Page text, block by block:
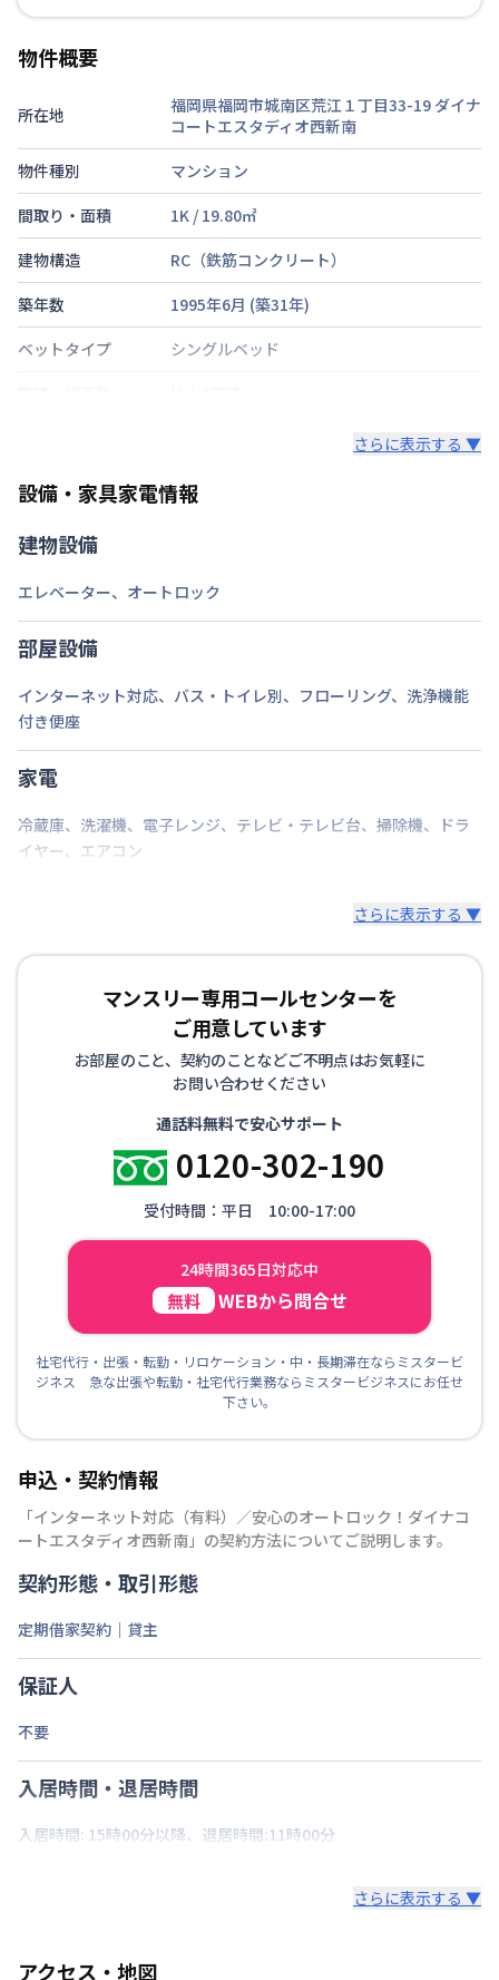
物件概要
所在地 福岡県福岡市城南区荒江１丁目33-19 ダイナ
コートエスタディオ西新南
物件種別
マンション
間取り・面積
1K / 19.80㎡
建物構造
RC（鉄筋コンクリート）
築年数
1995年6月 (築31年)
ベットタイプ
シングルベッド
部屋の向き
交通
福岡市七隈線
定員
次回更新日
情報更新日
さらに表示する ▼
設備・家具家電情報
建物設備
エレベーター、 オートロック
部屋設備
インターネット対応、 バス・トイレ別、 フローリング、 洗浄機能
付き便座
家電
冷蔵庫、 洗濯機、 電子レンジ、 テレビ・テレビ台、 掃除機、
ドラ
イヤー、 エアコン
さらに表示する ▼
マンスリー専用コールセンターを
ご用意しています
お部屋のこと、契約のことなどご不明点はお気軽に
お問い合わせください
通話料無料で安心サポート
0120-302-190
受付時間：平日 10:00-17:00
24時間365日対応中
無料 WEBから問合せ
社宅代行・出張・転勤・リロケーション・中・長期滞在ならミスタービ
ジネス 急な出張や転勤・社宅代行業務ならミスタービジネスにお任せ
下さい。
申込・契約情報
「インターネット対応（有料）／安心のオートロック！ダイナコ
ートエスタディオ西新南 」の契約方法についてご説明します。
契約形態・取引形態
定期借家契約｜貸主
保証人
不要
入居時間・退居時間
入居時間: 15時00分以降、退居時間:11時00分
さらに表示する ▼
アクセス・地図